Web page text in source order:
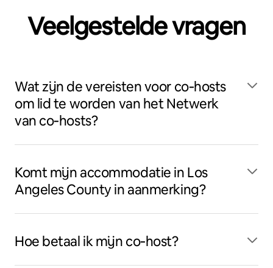
Veelgestelde vragen
Wat zijn de vereisten voor co‑hosts
om lid te worden van het Netwerk
van co‑hosts?
Komt mijn accommodatie in Los
Angeles County in aanmerking?
Hoe betaal ik mijn co‑host?